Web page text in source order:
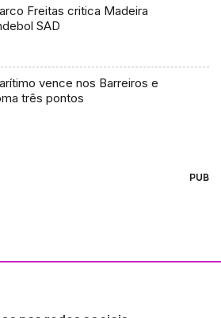
Freitas critica Madeira
SAD
vence nos Barreiros e
três pontos
PUB